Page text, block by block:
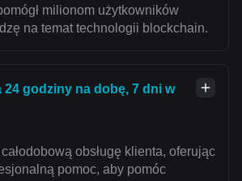
milionom użytkowników
na temat technologii blockchain.
24 godziny na dobę, 7 dni w
obsługę klienta, oferując
pomoc, aby pomóc